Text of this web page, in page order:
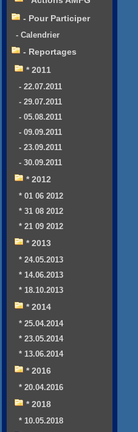
- Pour Participer
- Calendrier
- Reportages
* 2011
- 22.07.2011
- 29.07.2011
- 05.08.2011
- 09.09.2011
- 23.09.2011
- 30.09.2011
* 2012
* 01 06 2012
* 31 08 2012
* 21 09 2012
* 2013
* 24.05.2013
* 14.06.2013
* 18.10.2013
* 2014
* 25.04.2014
* 23.05.2014
* 13.06.2014
* 2016
* 20.04.2016
* 2018
* 10.05.2018